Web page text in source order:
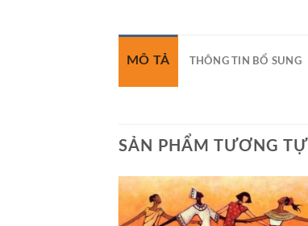
MÔ TẢ THÔNG TIN BỔ SUNG
SẢN PHẨM TƯƠNG TỰ